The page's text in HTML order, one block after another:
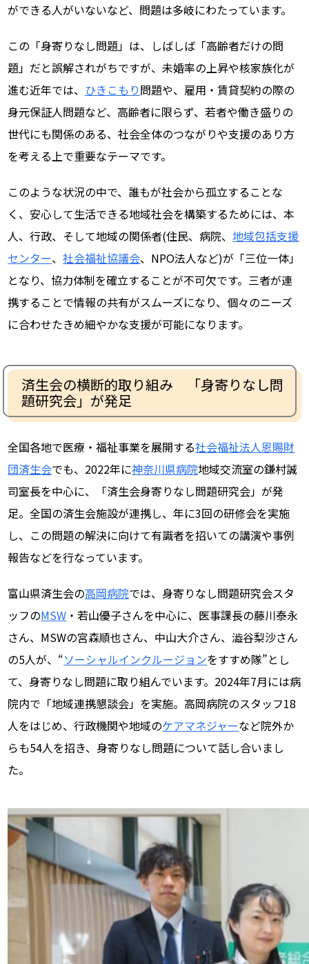
ができる人がいないなど、問題は多岐にわたっています。
この「身寄りなし問題」は、しばしば「高齢者だけの問
題」だと誤解されがちですが、未婚率の上昇や核家族化が
進む近年では、 ひきこもり問題や、雇用・賃貸契約の際の
身元保証人問題など、高齢者に限らず、若者や働き盛りの
世代にも関係のある、社会全体のつながりや支援のあり方
を考える上で重要なテーマです。
このような状況の中で、誰もが社会から孤立することな
く、安心して生活できる地域社会を構築するためには、本
人、行政、そして地域の関係者(住民、病院、地域包括支援
センター、社会福祉協議会、NPO法人など)が「三位一体」
となり、協力体制を確立することが不可欠です。三者が連
携することで情報の共有がスムーズになり、個々のニーズ
に合わせたきめ細やかな支援が可能になります。
済生会の横断的取り組み 「身寄りなし問
題研究会」が発足
全国各地で医療・福祉事業を展開する社会福祉法人恩賜財
団済生会でも、2022年に神奈川県病院地域交流室の鎌村誠
司室長を中心に、「済生会身寄りなし問題研究会」が発
足。全国の済生会施設が連携し、年に3回の研修会を実施
し、この問題の解決に向けて有識者を招いての講演や事例
報告などを行なっています。
富山県済生会の高岡病院では、身寄りなし問題研究会スタ
ッフのMSW ・若山優子さんを中心に、医事課長の藤川泰永
さん、MSWの宮森順也さん、中山大介さん、澁谷梨沙さん
の5人が、“ソーシャルインクルージョンをすすめ隊”とし
て、身寄りなし問題に取り組んでいます。2024年7月には病
院内で「地域連携懇談会」を実施。高岡病院のスタッフ18
人をはじめ、行政機関や地域のケアマネジャーなど院外か
らも54人を招き、身寄りなし問題について話し合いまし
た。